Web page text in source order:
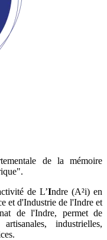
de la mémoire
de L’Indre (A²i) en
et d'Industrie de l'Indre et
de l'Indre, permet de
industrielles,